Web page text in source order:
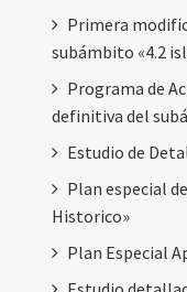
Primera
subámbito «4.2
Programa de
definitiva del
Estudio de
Plan especial
Historico»
Plan Especial